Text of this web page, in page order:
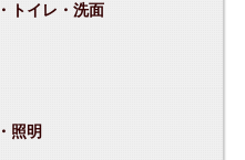
トイレ・洗面
照明